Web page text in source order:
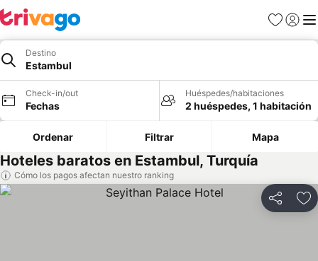
Favoritos
Iniciar
Destino
Estambul
Check-in/out
Fechas
Huéspedes/habitaciones
2 huéspedes, 1 habitación
Ordenar Filtrar Mapa
Hoteles baratos en Estambul, Turquía
Cómo los pagos afectan nuestro ranking
Compartir